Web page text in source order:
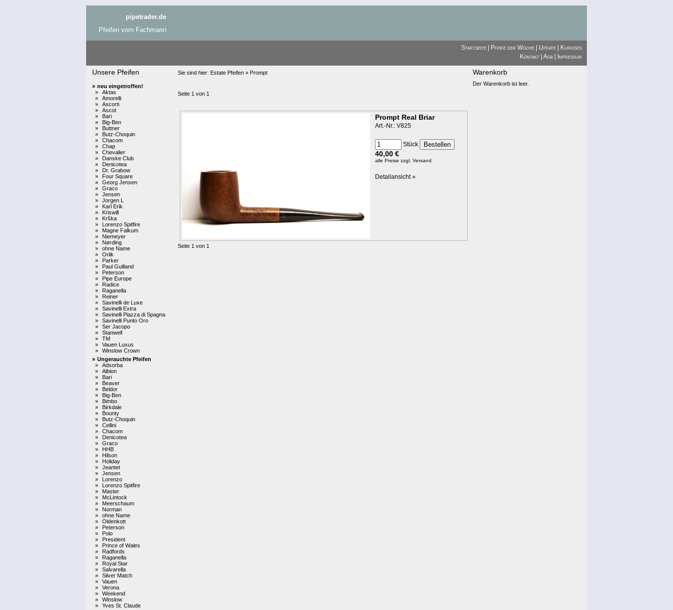
pipetrader.de
Pfeifen vom Fachmann
Startseite | Pfeife der Woche | Update | Kurioses
Kontakt | Agb | Impressum
Unsere Pfeifen
» neu eingetroffen!
»
Aktas
»
Amorelli
»
Ascorti
»
Ascot
»
Bari
»
Big-Ben
»
Buttner
»
Butz-Choquin
»
Chacom
»
Chap
»
Chevalier
»
Danske Club
»
Denicotea
»
Dr. Grabow
»
Four Square
»
Georg Jensen
»
Graco
»
Jensen
»
Jorgen L
»
Karl Erik
»
Kriswill
»
Krška
»
Lorenzo Spitfire
»
Magne Falkum
»
Niemeyer
»
Nørding
»
ohne Name
»
Orlik
»
Parker
»
Paul Guilland
»
Peterson
»
Pipe Europe
»
Radice
»
Raganella
»
Reiner
»
Savinelli de Luxe
»
Savinelli Extra
»
Savinelli Piazza di Spagna
»
Savinelli Punto Oro
»
Ser Jacopo
»
Stanwell
»
TM
»
Vauen Luxus
»
Winslow Crown
» Ungerauchte Pfeifen
»
Adsorba
»
Albion
»
Bari
»
Beaver
»
Beldor
»
Big-Ben
»
Bimbo
»
Birkdale
»
Bounty
»
Butz-Choquin
»
Cellini
»
Chacom
»
Denicotea
»
Graco
»
HHB
»
Hilson
»
Holiday
»
Jeantet
»
Jensen
»
Lorenzo
»
Lorenzo Spitfire
»
Master
»
McLintock
»
Meerschaum
»
Norman
»
ohne Name
»
Oldenkott
»
Peterson
»
Polo
»
President
»
Prince of Wales
»
Radfords
»
Raganella
»
Royal Star
»
Salvarella
»
Silver Match
»
Vauen
»
Verona
»
Weekend
»
Winslow
»
Yves St. Claude
Sie sind hier: Estate Pfeifen » Prompt
Seite 1 von 1
Prompt Real Briar
Art.-Nr.: V825
Stück
40,00 €
alle Preise zzgl. Versand
Detailansicht »
Seite 1 von 1
Warenkorb
Der Warenkorb ist leer.